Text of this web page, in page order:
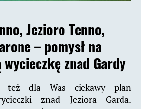
Jezioro Tenno,
– pomysł na
znad Gardy
też dla Was ciekawy plan
znad Jeziora Garda.